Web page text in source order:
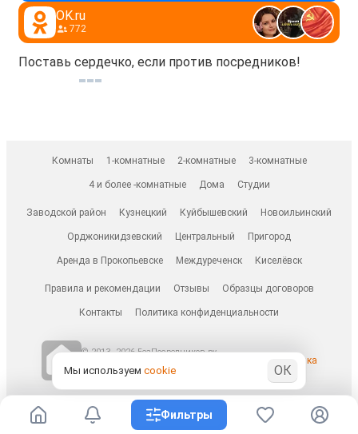
OK.ru
772
Поставь сердечко, если против посредников!
Комнаты 1-комнатные 2-комнатные 3-комнатные
4 и более -комнатные Дома Студии
Заводской район Кузнецкий Куйбышевский Новоильинский
Орджоникидзевский Центральный Пригород
Аренда в Прокопьевске Междуреченск Киселёвск
Правила и рекомендации Отзывы Образцы договоров
Контакты Политика конфиденциальности
© 2013–2026 БезПосредников.ру
БесПосредника.ру / besposrednika.ru
Фильтры
Мы используем cookie ОК